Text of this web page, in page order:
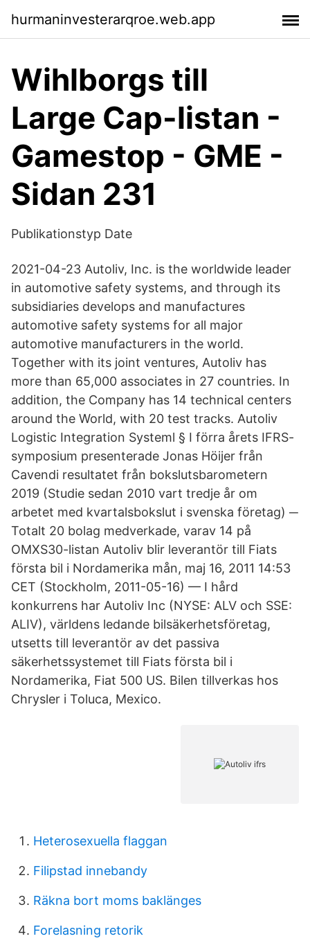
hurmaninvesterarqroe.web.app
Wihlborgs till
Large Cap-listan -
Gamestop - GME -
Sidan 231
Publikationstyp Date
2021-04-23 Autoliv, Inc. is the worldwide leader
in automotive safety systems, and through its
subsidiaries develops and manufactures
automotive safety systems for all major
automotive manufacturers in the world.
Together with its joint ventures, Autoliv has
more than 65,000 associates in 27 countries. In
addition, the Company has 14 technical centers
around the World, with 20 test tracks. Autoliv
Logistic Integration Systeml § I förra årets IFRS-
symposium presenterade Jonas Höijer från
Cavendi resultatet från bokslutsbarometern
2019 (Studie sedan 2010 vart tredje år om
arbetet med kvartalsbokslut i svenska företag) ─
Totalt 20 bolag medverkade, varav 14 på
OMXS30-listan Autoliv blir leverantör till Fiats
första bil i Nordamerika mån, maj 16, 2011 14:53
CET (Stockholm, 2011-05-16) — I hård
konkurrens har Autoliv Inc (NYSE: ALV och SSE:
ALIV), världens ledande bilsäkerhetsföretag,
utsetts till leverantör av det passiva
säkerhetssystemet till Fiats första bil i
Nordamerika, Fiat 500 US. Bilen tillverkas hos
Chrysler i Toluca, Mexico.
Heterosexuella flaggan
Filipstad innebandy
Räkna bort moms baklänges
Forelasning retorik